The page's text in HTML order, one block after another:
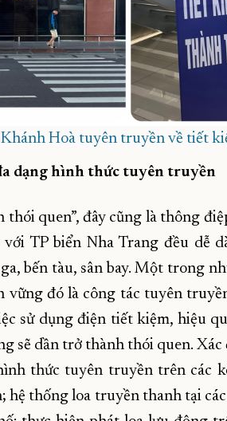
Hoà tuyên truyền về tiết
dạng hình thức tuyên truyền
thói quen”, đây cũng là thông
TP biển Nha Trang đều dễ
bến tàu, sân bay. Một trong
vững đó là công tác tuyên
sử dụng điện tiết kiệm, hiệu
sẽ dần trở thành thói quen. Xác
thức tuyên truyền trên các
thống loa truyền thanh tại các